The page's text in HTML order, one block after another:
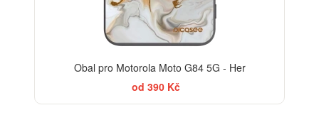
Obal pro Motorola Moto G84 5G - Her
od 390 Kč